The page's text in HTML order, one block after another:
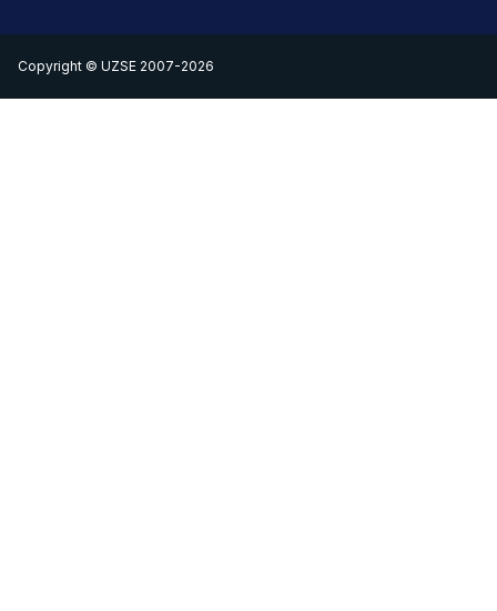
Copyright © UZSE 2007-2026